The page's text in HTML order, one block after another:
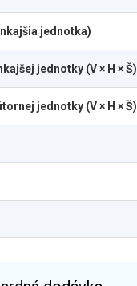
jednotka)
jednotky (V × H × Š)
jednotky (V × H × Š)